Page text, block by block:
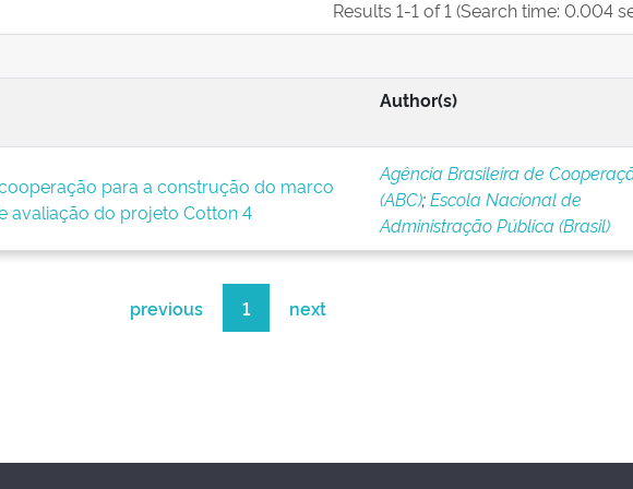
Results 1-1 of 1 (Search time: 0.004
Author(s)
para a construção do marco
avaliação do projeto Cotton 4
Agência Brasileira de
(ABC);Escola Nacional de
Administração Pública (Brasil)
previous 1 next